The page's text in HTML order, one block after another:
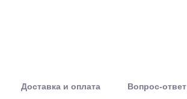
Доставка и оплата Вопрос-ответ